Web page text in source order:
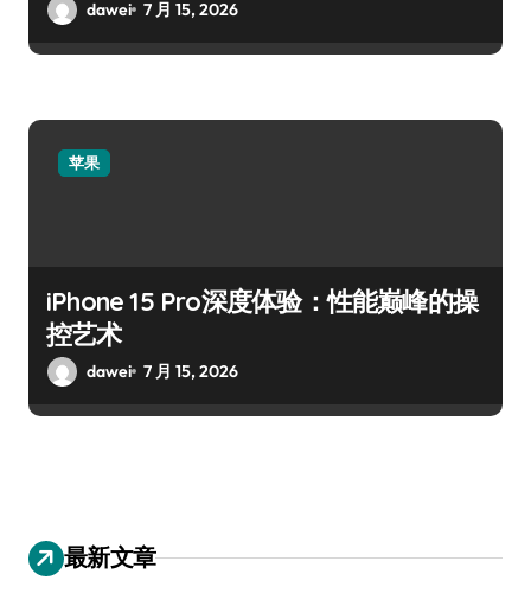
dawei 7 月 15, 2026
苹果
iPhone 15 Pro深度体验：性能巅峰的操
控艺术
dawei 7 月 15, 2026
最新文章